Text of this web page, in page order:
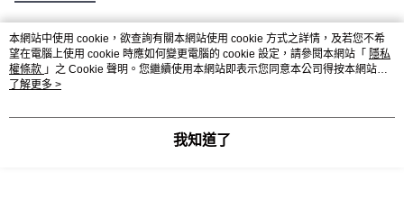
熱門標籤
本網站中使用 cookie，欲查詢有關本網站使用 cookie 方式之詳情，及若您不希
望在電腦上使用 cookie 時應如何變更電腦的 cookie 設定，請參閱本網站「 隱私
權條款 」之 Cookie 聲明。您繼續使用本網站即表示您同意本公司得按本網站使
用條款之 Cookie 聲明使用 cookie。
了解更多 >
我知道了